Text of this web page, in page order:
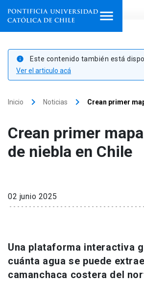
Programas de estudio
institutos
Investigación
Internacionalización launch
Vinculación
Información para keyboard_arrow_down
Futuros estudiantes
Go to english site launch
info
Este contenido también está
Ver el articulo acá
Inicio keyboard_arrow_right Noticias keyboard_arrow_right Crean primer
Crean primer
de niebla en Chile
02 junio 2025
Una plataforma interactiva
cuánta agua se puede
camanchaca costera del